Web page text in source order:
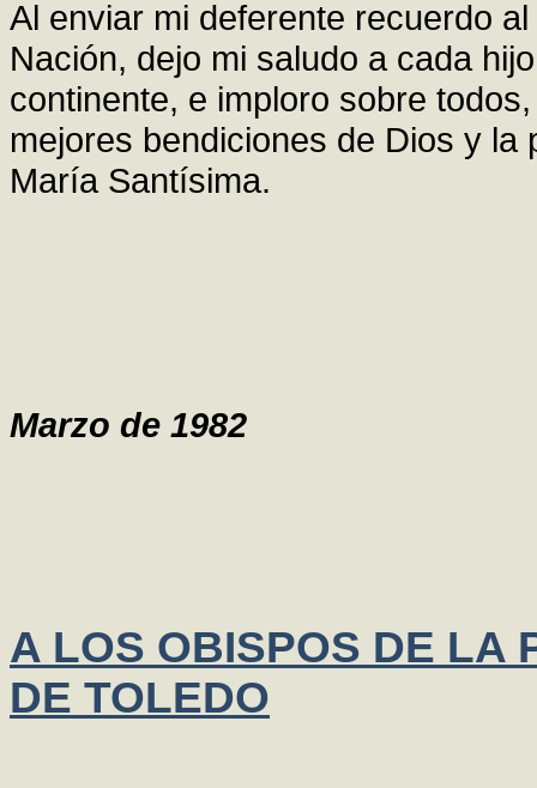
Al enviar mi deferente recuerdo
Nación, dejo mi saludo a cada
continente, e imploro sobre
mejores bendiciones de Dios y
María Santísima.
Marzo de 1982
A LOS OBISPOS DE LA
DE TOLEDO